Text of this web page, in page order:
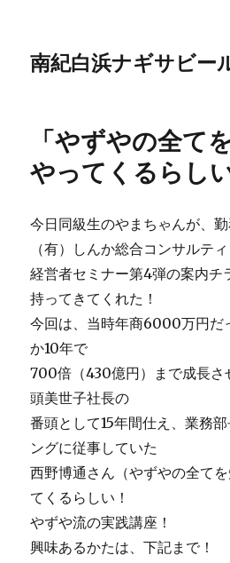
南紀白浜ナギサビー
「やずやの全て
やってくるらし
今日同級生のやまちゃんが、
（有）しんか総合コンサルテ
経営者セミナー第4弾の案内チ
持ってきてくれた！
今回は、当時年商6000万円だ
か10年で
700倍（430億円）まで成長さ
頭美世子社長の
番頭として15年間仕え、業務
ングに従事していた
西野博通さん（やずやの全て
てくるらしい！
やずや流の実践講座！
興味あるかたは、下記まで！